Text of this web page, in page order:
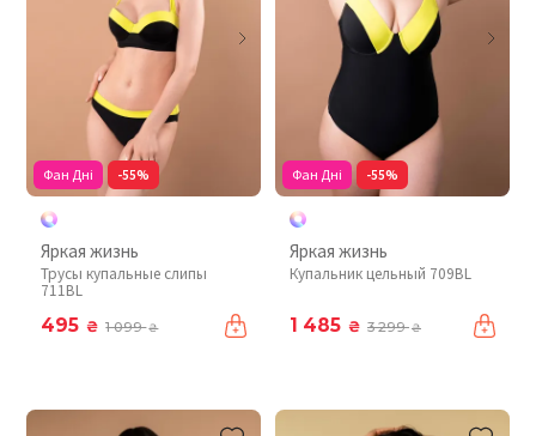
Фан Дні -55%
Яркая жизнь
Трусы купальные слипы
711BL
495 ₴ 1 099₴
Фан Дні -55%
Яркая жизнь
Купальник цельный 709BL
1 485 ₴ 3 299₴